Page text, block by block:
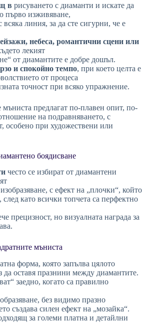
в рисуването с диаманти и искате да
първо изживяване,
всяка линия, за да сте сигурни, че е
небеса, романтични сцени или
лекият
от диамантите е добре дошъл.
и спокойно темпо, при което целта е
от процеса
точност при всяко упражнение.
предлагат по-плавен опит, по-
на подравняването, с
особено при художествени или
боядисване
често се избират от диамантени
с ефект на „плочки“, който
като всички топчета са перфектно
прецизност, но визуалната награда за
мъниста
форма, която запълва цялото
да оставя празнини между диамантите.
заедно, когато са правилно
без видимо празно
създава силен ефект на „мозайка“.
за големи платна и детайлни